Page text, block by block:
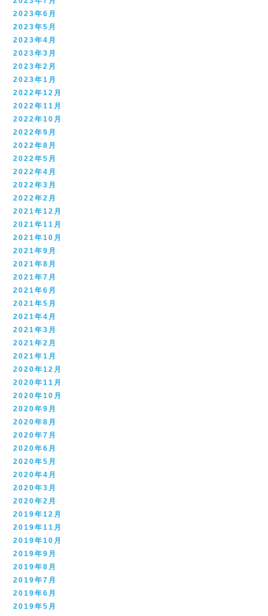
2023年6月
2023年5月
2023年4月
2023年3月
2023年2月
2023年1月
2022年12月
2022年11月
2022年10月
2022年9月
2022年8月
2022年5月
2022年4月
2022年3月
2022年2月
2021年12月
2021年11月
2021年10月
2021年9月
2021年8月
2021年7月
2021年6月
2021年5月
2021年4月
2021年3月
2021年2月
2021年1月
2020年12月
2020年11月
2020年10月
2020年9月
2020年8月
2020年7月
2020年6月
2020年5月
2020年4月
2020年3月
2020年2月
2019年12月
2019年11月
2019年10月
2019年9月
2019年8月
2019年7月
2019年6月
2019年5月